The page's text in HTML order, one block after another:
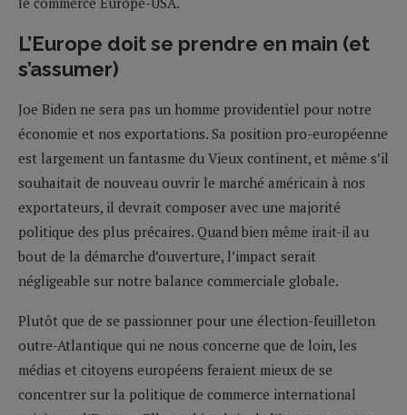
L’Europe doit se prendre en main (et
s’assumer)
Joe Biden ne sera pas un homme providentiel pour notre
économie et nos exportations. Sa position pro-européenne
est largement un fantasme du Vieux continent, et même s’il
souhaitait de nouveau ouvrir le marché américain à nos
exportateurs, il devrait composer avec une majorité
politique des plus précaires. Quand bien même irait-il au
bout de la démarche d’ouverture, l’impact serait
négligeable sur notre balance commerciale globale.
Plutôt que de se passionner pour une élection-feuilleton
outre-Atlantique qui ne nous concerne que de loin, les
médias et citoyens européens feraient mieux de se
concentrer sur la politique de commerce international